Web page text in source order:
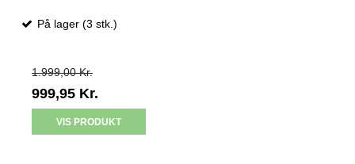
På lager (3 stk.)
1.999,00 Kr.
999,95 Kr.
VIS PRODUKT